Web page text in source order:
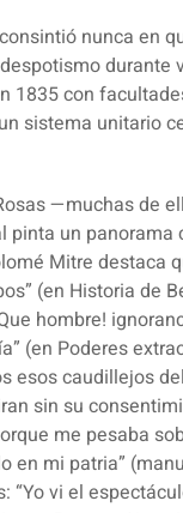
nunca en
durante
1835 con
sistema unitario
—muchas de
un panorama
Mitre destaca
(en Historia de
hombre!
(en Poderes
esos caudillejos
sin su
me pesaba
mi patria”
“Yo vi el